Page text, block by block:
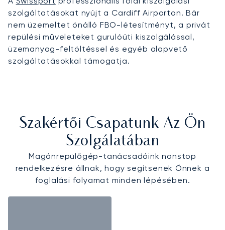
szolgáltatásokat nyújt a Cardiff Airporton. Bár
nem üzemeltet önálló FBO-létesítményt, a privát
repülési műveleteket gurulóúti kiszolgálással,
üzemanyag-feltöltéssel és egyéb alapvető
szolgáltatásokkal támogatja.
Szakértői Csapatunk Az Ön
Szolgálatában
Magánrepülőgép-tanácsadóink nonstop
rendelkezésre állnak, hogy segítsenek Önnek a
foglalási folyamat minden lépésében.